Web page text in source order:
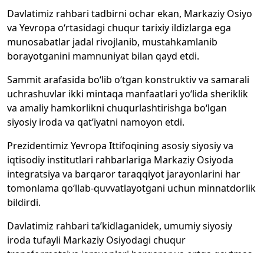
Davlatimiz rahbari tadbirni ochar ekan, Markaziy Osiyo
va Yevropa o‘rtasidagi chuqur tarixiy ildizlarga ega
munosabatlar jadal rivojlanib, mustahkamlanib
borayotganini mamnuniyat bilan qayd etdi.
Sammit arafasida bo‘lib o‘tgan konstruktiv va samarali
uchrashuvlar ikki mintaqa manfaatlari yo‘lida sheriklik
va amaliy hamkorlikni chuqurlashtirishga bo‘lgan
siyosiy iroda va qat’iyatni namoyon etdi.
Prezidentimiz Yevropa Ittifoqining asosiy siyosiy va
iqtisodiy institutlari rahbarlariga Markaziy Osiyoda
integratsiya va barqaror taraqqiyot jarayonlarini har
tomonlama qo‘llab-quvvatlayotgani uchun minnatdorlik
bildirdi.
Davlatimiz rahbari ta’kidlaganidek, umumiy siyosiy
iroda tufayli Markaziy Osiyodagi chuqur